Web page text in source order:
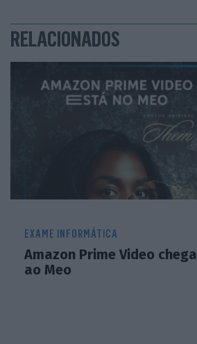
RELACIONADOS
EXAME INFORMÁTICA
Amazon Prime Video chega
ao Meo